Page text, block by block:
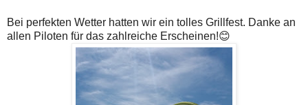
Bei perfekten Wetter hatten wir ein tolles Grillfest. Danke an
allen Piloten für das zahlreiche Erscheinen!😊